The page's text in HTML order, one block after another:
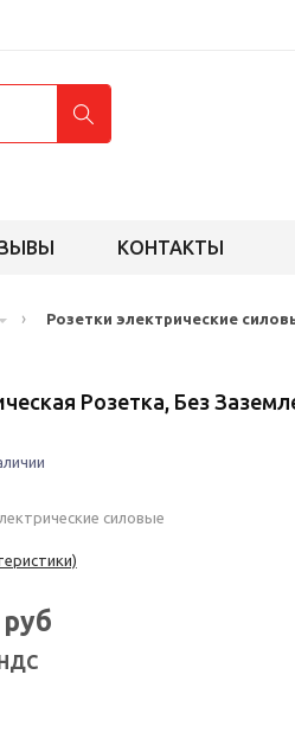
КОНТАКТЫ
› Розетки электрические
Розетка, Без
силовые
руб